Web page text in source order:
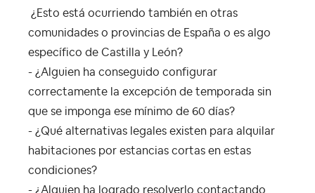
¿Esto está ocurriendo también en otras
comunidades o provincias de España o es algo
específico de Castilla y León?
- ¿Alguien ha conseguido configurar
correctamente la excepción de temporada sin
que se imponga ese mínimo de 60 días?
- ¿Qué alternativas legales existen para alquilar
habitaciones por estancias cortas en estas
condiciones?
- ¿Alguien ha logrado resolverlo contactando